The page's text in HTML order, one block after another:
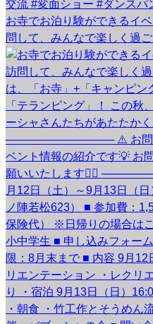
お寺でお泊り験ができるイ
問して、みんなで楽しく過